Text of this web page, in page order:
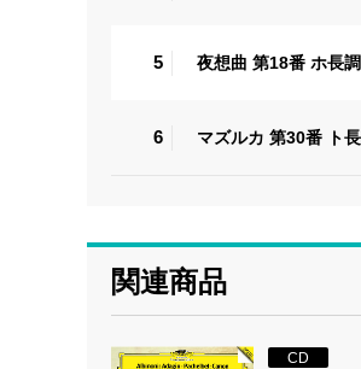
5 夜想曲 第18番 ホ長
6 マズルカ 第30番 ト
関連商品
CD